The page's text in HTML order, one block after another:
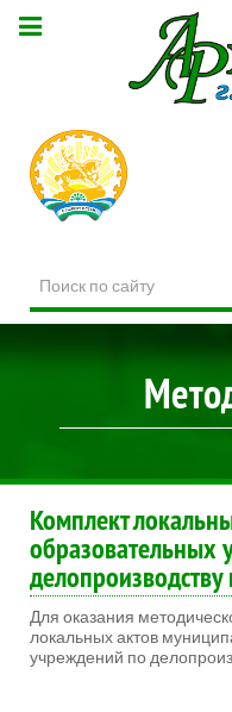
по
сайту
Комплект
образовательных
Для оказания
локальных актов
учреждений по